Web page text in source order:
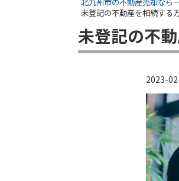
未登記の不動産を相続する
未登記の不
2023-